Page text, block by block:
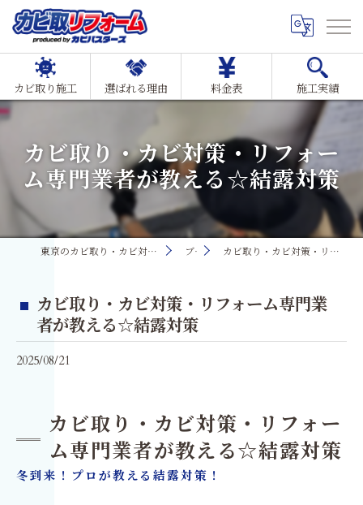
カビ取り施工 選ばれる理由 料金表 施工実績
カビ取り・カビ対策・リフォー
ム専門業者が教える☆結露対策
東京のカビ取り・カビ対策ならMIST工法®カビ取リフォーム ブログ カビ取り・カビ対策・リフォーム専門業者が教える☆結露対策
カビ取り・カビ対策・リフォーム専門業
者が教える☆結露対策
2025/08/21
カビ取り・カビ対策・リフォー
ム専門業者が教える☆結露対策
冬到来！プロが教える結露対策！